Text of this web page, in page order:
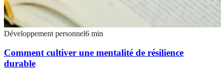
Développement personnel6 min
Comment cultiver une mentalité de résilience
durable